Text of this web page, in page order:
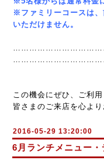
※ファミリーコースは、
いただけません。
この機会にぜひ、ご利用
皆さまのご来店を心より
2016-05-29 13:20:00
6月ランチメニュー・